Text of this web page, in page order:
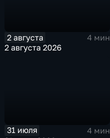
2 августа
4 мин
2 августа 2026
31 июля
4 мин